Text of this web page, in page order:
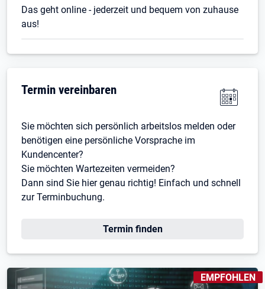
Das geht online - jederzeit und bequem von zuhause
aus!
Termin vereinbaren
Sie möchten sich persönlich arbeitslos melden oder
benötigen eine persönliche Vorsprache im
Kundencenter?
Sie möchten Wartezeiten vermeiden?
Dann sind Sie hier genau richtig! Einfach und schnell
zur Terminbuchung.
Öffnet in neuem Tab
Termin finden
EMPFOHLEN